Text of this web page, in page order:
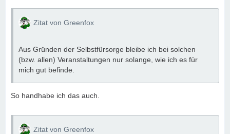
Zitat von Greenfox
Aus Gründen der Selbstfürsorge bleibe ich bei solchen
(bzw. allen) Veranstaltungen nur solange, wie ich es für
mich gut befinde.
So handhabe ich das auch.
Zitat von Greenfox